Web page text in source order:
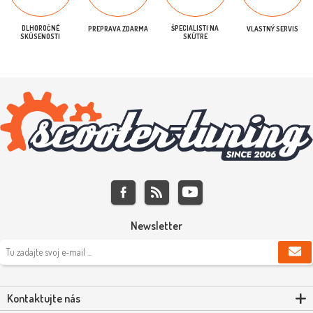
DLHOROČNÉ
SKÚSENOSTI
PREPRAVA ZDARMA
ŠPECIALISTI NA
SKÚTRE
VLASTNÝ SERVIS
Newsletter
Kontaktujte nás